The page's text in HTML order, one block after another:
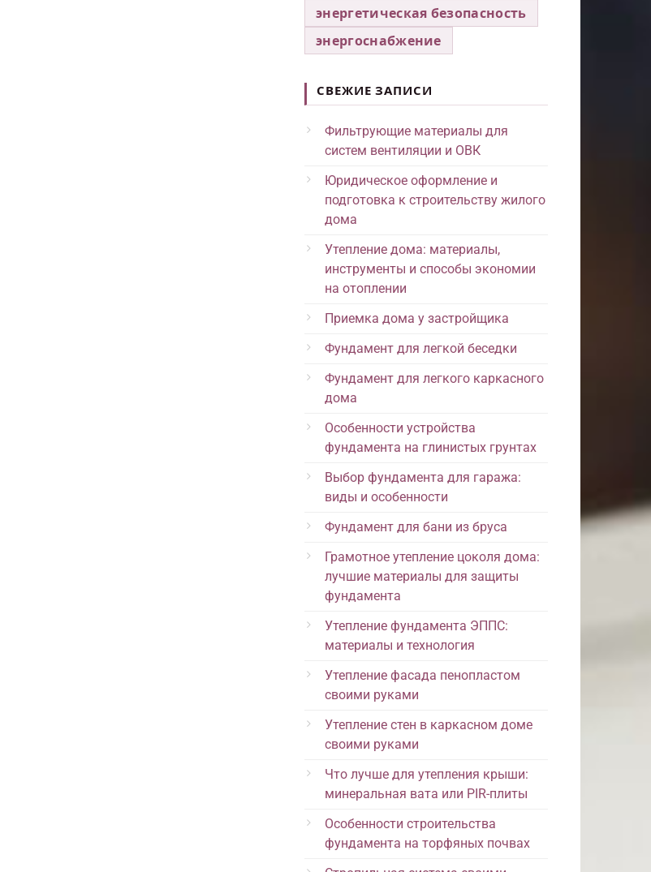
энергетическая безопасность
энергоснабжение
СВЕЖИЕ ЗАПИСИ
Фильтрующие материалы для
систем вентиляции и ОВК
Юридическое оформление и
подготовка к строительству жилого
дома
Утепление дома: материалы,
инструменты и способы экономии
на отоплении
Приемка дома у застройщика
Фундамент для легкой беседки
Фундамент для легкого каркасного
дома
Особенности устройства
фундамента на глинистых грунтах
Выбор фундамента для гаража:
виды и особенности
Фундамент для бани из бруса
Грамотное утепление цоколя дома:
лучшие материалы для защиты
фундамента
Утепление фундамента ЭППС:
материалы и технология
Утепление фасада пенопластом
своими руками
Утепление стен в каркасном доме
своими руками
Что лучше для утепления крыши:
минеральная вата или PIR-плиты
Особенности строительства
фундамента на торфяных почвах